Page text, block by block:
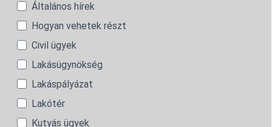
Általános hírek
Hogyan vehetek részt
Civil ügyek
Lakásügynökség
Lakáspályázat
Lakótér
Kutyás ügyek